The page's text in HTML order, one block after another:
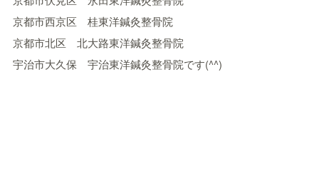
京都市西京区 桂東洋鍼灸整骨院
京都市北区 北大路東洋鍼灸整骨院
宇治市大久保 宇治東洋鍼灸整骨院です(^^)